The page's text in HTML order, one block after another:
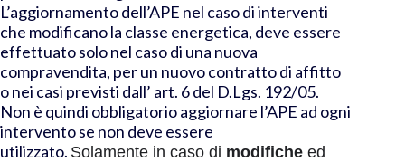
L’aggiornamento dell’APE nel caso di interventi
che modificano la classe energetica, deve essere
effettuato solo nel caso di una nuova
compravendita, per un nuovo contratto di affitto
o nei casi previsti dall’ art. 6 del D.Lgs. 192/05.
Non è quindi obbligatorio aggiornare l’APE ad ogni
intervento se non deve essere
utilizzato. Solamente in caso di modifiche ed